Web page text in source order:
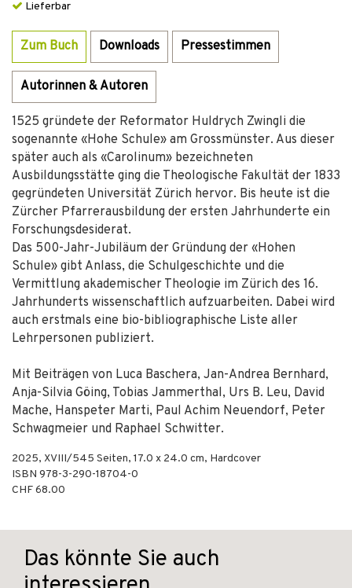
Lieferbar
Zum Buch Downloads Pressestimmen
Autorinnen & Autoren
1525 gründete der Reformator Huldrych Zwingli die
sogenannte «Hohe Schule» am Grossmünster. Aus dieser
später auch als «Carolinum» bezeichneten
Ausbildungsstätte ging die Theologische Fakultät der 1833
gegründeten Universität Zürich hervor. Bis heute ist die
Zürcher Pfarrerausbildung der ersten Jahrhunderte ein
Forschungsdesiderat.
Das 500-Jahr-Jubiläum der Gründung der «Hohen
Schule» gibt Anlass, die Schulgeschichte und die
Vermittlung akademischer Theologie im Zürich des 16.
Jahrhunderts wissenschaftlich aufzuarbeiten. Dabei wird
auch erstmals eine bio-bibliographische Liste aller
Lehrpersonen publiziert.
Mit Beiträgen von Luca Baschera, Jan-Andrea Bernhard,
Anja-Silvia Göing, Tobias Jammerthal, Urs B. Leu, David
Mache, Hanspeter Marti, Paul Achim Neuendorf, Peter
Schwagmeier und Raphael Schwitter.
2025, XVIII/545 Seiten, 17.0 x 24.0 cm, Hardcover
ISBN 978-3-290-18704-0
CHF 68.00
Das könnte Sie auch